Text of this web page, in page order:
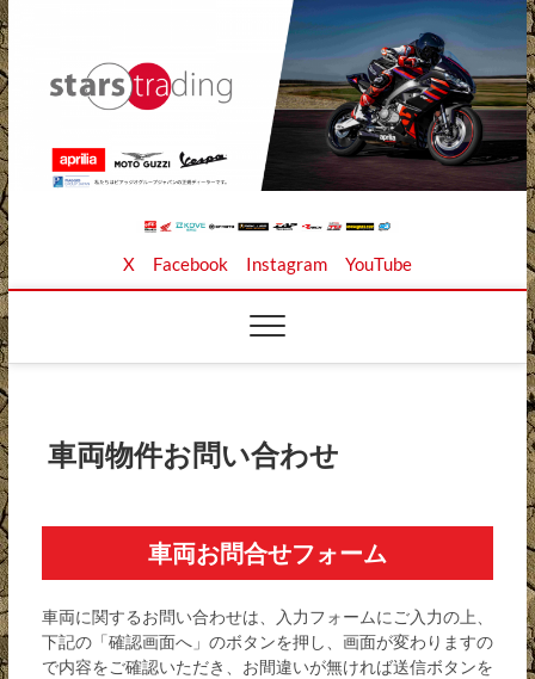
Skip
to
content
Stars Trading Ltd. |
株式会社スターズト
レーディング
APRILIA MOTO GUZZI正規ディーラー、REKLUSE、
X Facebook Instagram YouTube
車両物件お問い合わせ
車両お問合せフォーム
車両に関するお問い合わせは、入力フォームにご入力の上、
下記の「確認画面へ」のボタンを押し、画面が変わりますの
で内容をご確認いただき、お間違いが無ければ送信ボタンを